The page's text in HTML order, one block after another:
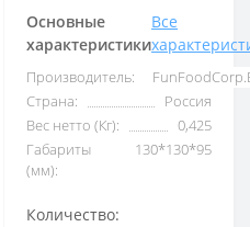
Основные
характеристики
Все
Производитель:
Страна:
Россия
Вес нетто (Кг):
0,425
Габариты
(мм):
130*130*95
Количество: